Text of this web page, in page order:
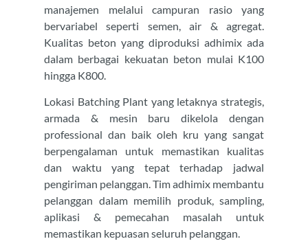
manajemen melalui campuran rasio yang
bervariabel seperti semen, air & agregat.
Kualitas beton yang diproduksi adhimix ada
dalam berbagai kekuatan beton mulai K100
hingga K800.
Lokasi Batching Plant yang letaknya strategis,
armada & mesin baru dikelola dengan
professional dan baik oleh kru yang sangat
berpengalaman untuk memastikan kualitas
dan waktu yang tepat terhadap jadwal
pengiriman pelanggan. Tim adhimix membantu
pelanggan dalam memilih produk, sampling,
aplikasi & pemecahan masalah untuk
memastikan kepuasan seluruh pelanggan.